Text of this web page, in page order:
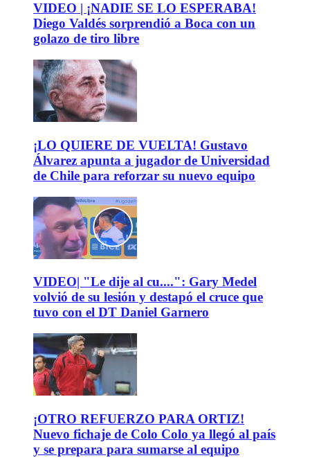
VIDEO | ¡NADIE SE LO ESPERABA!
Diego Valdés sorprendió a Boca con un
golazo de tiro libre
¡LO QUIERE DE VUELTA! Gustavo
Álvarez apunta a jugador de Universidad
de Chile para reforzar su nuevo equipo
VIDEO| "Le dije al cu....": Gary Medel
volvió de su lesión y destapó el cruce que
tuvo con el DT Daniel Garnero
¡OTRO REFUERZO PARA ORTIZ!
Nuevo fichaje de Colo Colo ya llegó al país
y se prepara para sumarse al equipo